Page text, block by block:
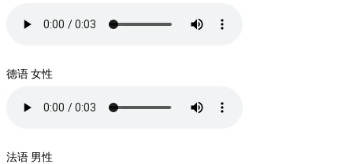
德语 女性
法语 男性